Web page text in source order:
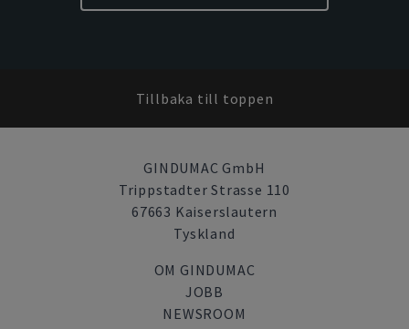
Tillbaka till toppen
GINDUMAC GmbH
Trippstadter Strasse 110
67663 Kaiserslautern
Tyskland
OM GINDUMAC
JOBB
NEWSROOM